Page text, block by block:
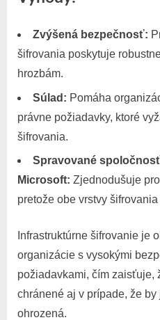
Zvýšená bezpečnosť:
šifrovania poskytuje
hrozbám.
Súlad: Pomáha
právne požiadavky, ktoré
šifrovania.
Spravované
Microsoft: Zjednodušuje
pretože obe vrstvy
Infrastruktúrne šifrovanie je
organizácie s vysokými
požiadavkami, čím zaisťuje,
chránené aj v prípade, že
ohrozená.